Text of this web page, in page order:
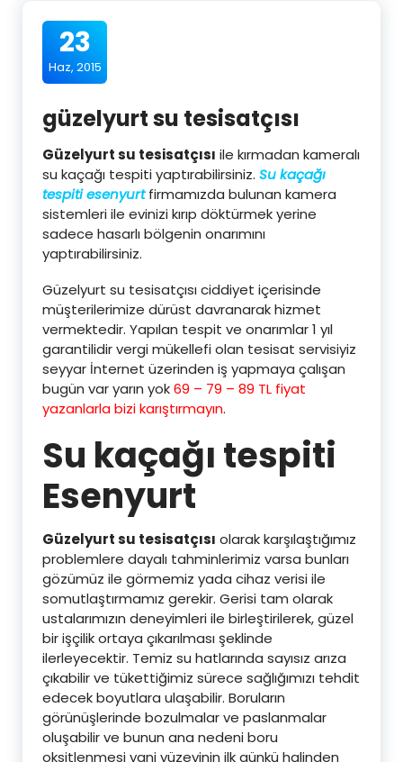
23
Haz, 2015
güzelyurt su tesisatçısı
Güzelyurt su tesisatçısı ile kırmadan kameralı
su kaçağı tespiti yaptırabilirsiniz. Su kaçağı
tespiti esenyurtfirmamızda bulunan kamera
sistemleri ile evinizi kırıp döktürmek yerine
sadece hasarlı bölgenin onarımını
yaptırabilirsiniz.
Güzelyurt su tesisatçısı ciddiyet içerisinde
müşterilerimize dürüst davranarak hizmet
vermektedir. Yapılan tespit ve onarımlar 1 yıl
garantilidir vergi mükellefi olan tesisat servisiyiz
seyyar İnternet üzerinden iş yapmaya çalışan
bugün var yarın yok69 – 79 – 89 TL fiyat
yazanlarla bizi karıştırmayın.
Su kaçağı tespiti
Esenyurt
Güzelyurt su tesisatçısı olarak karşılaştığımız
problemlere dayalı tahminlerimiz varsa bunları
gözümüz ile görmemiz yada cihaz verisi ile
somutlaştırmamız gerekir. Gerisi tam olarak
ustalarımızın deneyimleri ile birleştirilerek, güzel
bir işçilik ortaya çıkarılması şeklinde
ilerleyecektir. Temiz su hatlarında sayısız arıza
çıkabilir ve tükettiğimiz sürece sağlığımızı tehdit
edecek boyutlara ulaşabilir. Boruların
görünüşlerinde bozulmalar ve paslanmalar
oluşabilir ve bunun ana nedeni boru
oksitlenmesi yani yüzeyinin ilk günkü halinden